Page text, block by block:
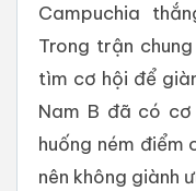
Campuchia
Trong trận
tìm cơ hội để
Nam B đã có
huống ném điểm
nên không giành